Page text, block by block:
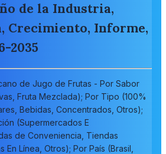
de la Industria,
Crecimiento, Informe,
2035
de Jugo de Frutas - Por Sabor
Fruta Mezclada); Por Tipo (100%
Bebidas, Concentrados, Otros);
(Supermercados E
de Conveniencia, Tiendas
En Línea, Otros); Por País (Brasil,